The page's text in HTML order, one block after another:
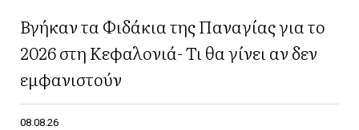
Βγήκαν τα Φιδάκια της Παναγίας για το
2026 στη Κεφαλονιά- Τι θα γίνει αν δεν
εμφανιστούν
08.08.26